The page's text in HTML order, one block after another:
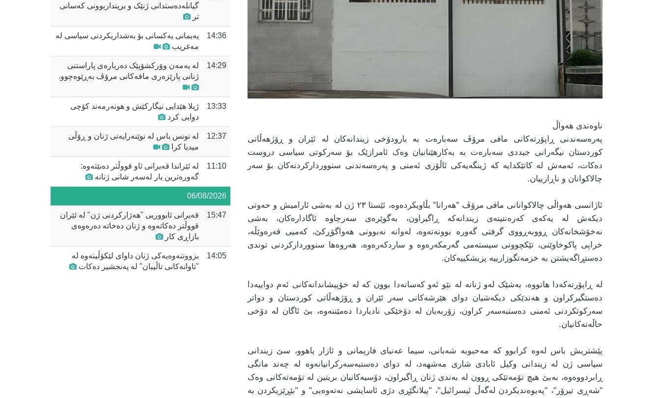
ناوەندی هەواڵ
پەرەسەندنی ڕاپۆرتەکانی مافی مرۆڤ سەبارەت بە بارودۆخی زیندانەکان لە ئێران و ڕۆژهەڵاتی
کوردستان نیگەرانی جیددی سەبارەت بە بەکارهێنانیان وەک ئامرازێک بۆ سەرکوتی سیاسی دروست
دەکات، ئەمەش لە کاتێکدایە کە ژینگەیەکی ئاڵۆزی ئەمنی و پەرەسەندنی سنووردارکردنەکان بۆ سەر
چالاکوانان و ناڕازییان.
ئاژانسی هەواڵی چالاکوانانی مافی مرۆڤ ”هەرانا” بڵاویکردەوە، ئێستا ٢٣ ژن لە بەشی ئارامیش و حەوتی
دیکەش لە یەکەی کەرەنتینەی زیندانەکە ڕاگیراون، بەگوێرەی سەرچاوە ئاگادارەکان، بەشی
نەخۆشخانەکان ڕووبەڕووی گرفتی گەورە بوونەتەوە، لەوانە نەبوونی هەواگۆڕکێ، کەمیی قەرەوێڵە،
خراپی پاکوخاوێنی، تێکچوونی سیستەمی گەرمکەرەوە و ساردکەرەوە، هەروەها سنووردارکردنی توندی
دەستڕاگەیشتن بە خزمەتگوزارییە پزیشکییەکان.
لە ڕاپۆرتەکەدا هاتووە، بەشێک لەو ژنانە لە نێو ئەو کەسانەدا بوون کە لە خۆپیشاندانەکانی ئەم دواییەدا
دەستگیرکراون و هەندێکی دیکەشیان دوای هێرشەکانی سەر ئێران و ڕۆژهەڵاتی کوردستان و دواتر
سەرکوتکردنی ئەمنی دەستبەسەر کراون، زۆربەیان لە دۆخێکی نادیاردا دەمێننەوە، بێ ئاگان لە دۆخی
حاڵەتەکانیان.
پێشتریش باس لەوە کرابوو کە مەحبوبە شەبانی، سیما عەنبای فاریمانی و ئازار یاهوو، سێ زیندانی
سیاسی ژن لە زیندانی وکیل ئابادی شاری مەشهەد، لە دوای دەستبەسەرکرانیانەوە لە چەند مانگی
ڕابردووەوە، بەبێ هیچ تۆمەتێکی ڕوون لە بەندی ژنان ڕاگیراون، دۆسیەکانیان بریتین لە تۆمەتەکانی وەک
"شەڕی تیرۆر"، "پەیوەندیکردن لەگەڵ ئیسرائیل"، "پیلانگێڕی دژی ئاسایشی نەتەوەیی" و "بێڕێزیکردن بە
گیانلەدەستدانی ژنێک و برینداربوونی کەسانی
تر
14:36
پەیمانی یەکسانی بۆ بەشداریکردنی سیاسی لە
مەغریب
14:29
لە یەمەن وۆرکشۆپێک دەربارەی پاراستنی
ژنانی پارێزەری مافەکانی مرۆڤ بەڕێوەچوو.
13:33
ژیلا هێدایی نیگارکێش و هونەرمەند کۆچی
دوایی کرد
12:37
لە تونس باس لە نوێنەرایەتی ژنان و ڕۆڵی
میدیا کرا
11:10
لە ئێراندا قەیرانی ئاو قووڵتر دەبێتەوە:
گەورەترین بار لەسەر شانی ژنانە
06/08/2026
15:47
قەیرانی ئابووریی "هەژارکردنی ژن" لە ئێران
قووڵتر دەکاتەوە و ژنان دەخاتە دەرەوەی
بازاڕی کار
14:05
بزووتنەوەیەکی ژنان داوای لێکۆڵینەوە لە
"تاوانەکانی تاڵیبان" لە پەنجشیر دەکات